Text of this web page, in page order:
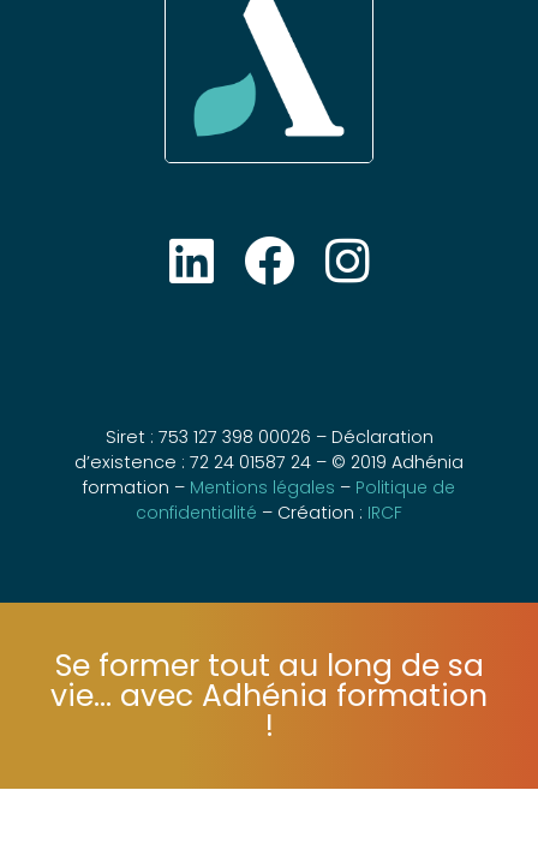
Siret : 753 127 398 00026 – Déclaration
d’existence : 72 24 01587 24 – © 2019 Adhénia
formation –Mentions légales– Politique de
Se former tout au long de sa
vie... avec Adhénia formation
!